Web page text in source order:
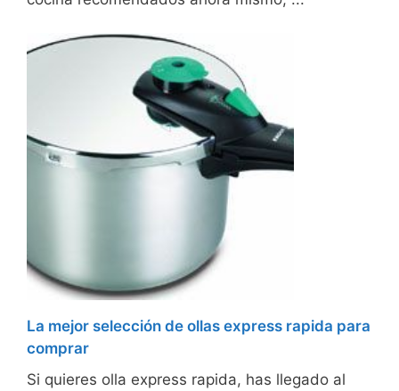
La mejor selección de ollas express rapida para
comprar
Si quieres olla express rapida, has llegado al